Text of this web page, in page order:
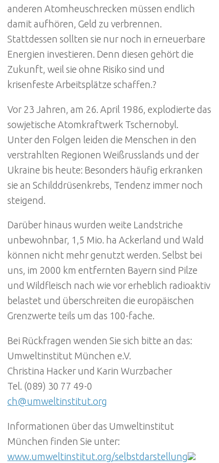
anderen Atomheuschrecken müssen endlich
damit aufhören, Geld zu verbrennen.
Stattdessen sollten sie nur noch in erneuerbare
Energien investieren. Denn diesen gehört die
Zukunft, weil sie ohne Risiko sind und
krisenfeste Arbeitsplätze schaffen.?
Vor 23 Jahren, am 26. April 1986, explodierte das
sowjetische Atomkraftwerk Tschernobyl.
Unter den Folgen leiden die Menschen in den
verstrahlten Regionen Weißrusslands und der
Ukraine bis heute: Besonders häufig erkranken
sie an Schilddrüsenkrebs, Tendenz immer noch
steigend.
Darüber hinaus wurden weite Landstriche
unbewohnbar, 1,5 Mio. ha Ackerland und Wald
können nicht mehr genutzt werden. Selbst bei
uns, im 2000 km entfernten Bayern sind Pilze
und Wildfleisch nach wie vor erheblich radioaktiv
belastet und überschreiten die europäischen
Grenzwerte teils um das 100-fache.
Bei Rückfragen wenden Sie sich bitte an das:
Umweltinstitut München e.V.
Christina Hacker und Karin Wurzbacher
Tel. (089) 30 77 49-0
ch@umweltinstitut.org
Informationen über das Umweltinstitut
München finden Sie unter:
www.umweltinstitut.org/selbstdarstellung